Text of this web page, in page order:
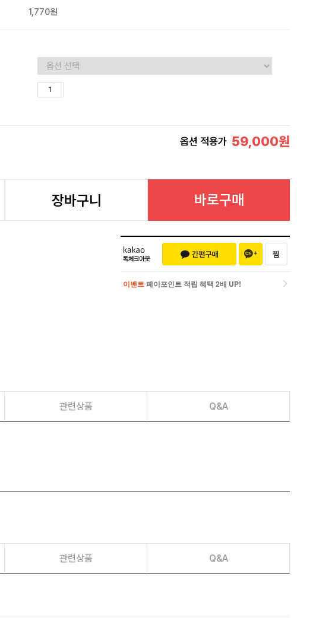
1,770원
옵션 적용가 59,000원
장바구니 바로구매
이벤트 페이포인트 적립 혜택 2배 UP!
관련상품 Q&A
관련상품 Q&A